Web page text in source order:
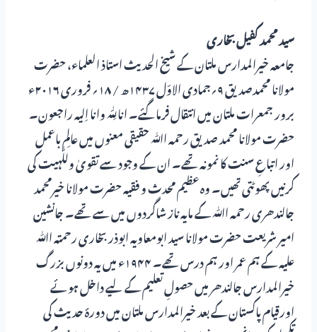
سید محمد کفیل بخاری
جامعہ خیرالمدارس ملتان کے شیخ الحدیث استاذ العلماء، حضرت
مولانا محمدصدیق ۹؍جمادی الاوّل ۱۴۳۷ھ / ۱۸؍ فروری ۲۰۱۶ء
برور جمعرات ملتان میں انتقال فرماگئے۔ انا لِلّٰہ وانا اِلیہ راجعون۔
حضرت مولانا محمد صدیق رحمہ اﷲ حقیقی معنوں میں عالم باعمل
اور اتباعِ سنت کا نمونہ تھے۔ ان کے وجود سے تقویٰ ولَلّٰہیت کی
کرنیں پھوٹتی تھیں۔ وہ عظیم محدث و فقیہ حضرت مولانا خیرمحمد
جالندھری رحمہ اﷲ کے مایہ ناز شاگردوں میں سے تھے۔ جانشین
امیر شریعت حضرت مولانا سید ابومعاویہ ابوذر بخاری رحمتہ اﷲ
علیہ کے ہم عمر اور ہم درس تھے۔ ۱۹۴۴ء میں یہ دونوں بزرگ
خیرالمدارس جالندھر میں حصولِ تعلیم کے لیے داخل ہوئے
اورقیام پاکستان کے بعد خیرالمدارس ملتان میں دورۂ حدیث کی